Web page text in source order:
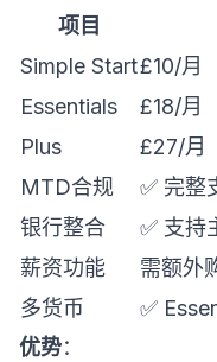
项目
Simple Start£10/月
Essentials
£18/月
Plus
£27/月
MTD合规
✅ 完整
银行整合
✅ 支持
薪资功能
需额外
多货币
✅
优势：